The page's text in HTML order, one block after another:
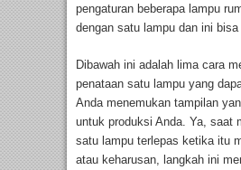
pengaturan beberapa lampu
dengan satu lampu dan ini bisa
Dibawah ini adalah lima cara
penataan satu lampu yang
Anda menemukan tampilan
untuk produksi Anda. Ya, saat
satu lampu terlepas ketika itu
atau keharusan, langkah ini